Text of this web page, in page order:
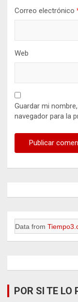
Correo electrónico
Web
Guardar mi
navegador para la
Data from
POR SI TE LO